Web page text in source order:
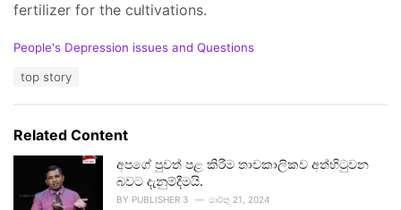
fertilizer for the cultivations.
C
o
r
i
People's Depression issues and Questions
:
top story
Related Content
අපගේ පුවත් පළ කිරීම තාවකාලිකව අත්හිටුවන
බවට දැනුම්දීමයි.
BY PUBLISHER 3 මාර්තු 21, 2024